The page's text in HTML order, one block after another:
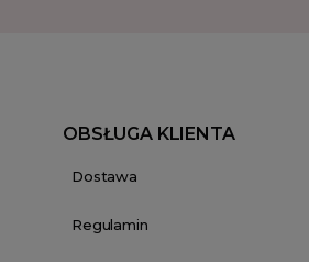
OBSŁUGA KLIENTA
Dostawa
Regulamin